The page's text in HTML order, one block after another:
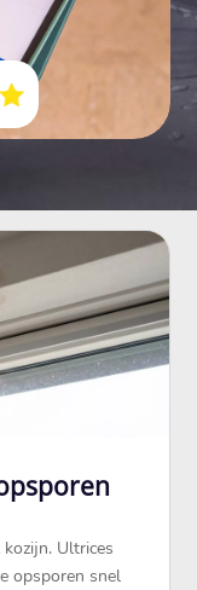
Ultrices
opsporen snel